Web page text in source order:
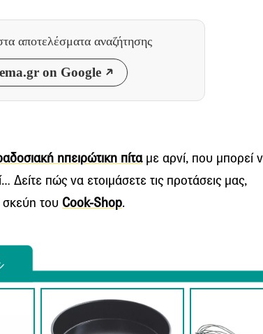
αποτελέσματα αναζήτησης
on Google
ηπειρώτικη πίταμε αρνί, που μπορεί
Δείτε πώς να ετοιμάσετε τις προτάσεις μας,
σκεύη τoυ Cook-Shop.